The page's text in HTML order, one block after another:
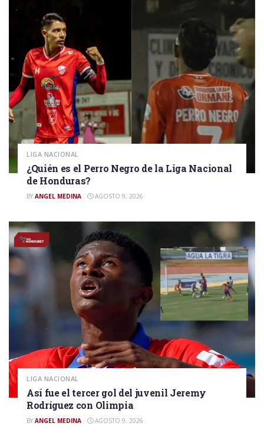
LIGA NACIONAL
¿Quién es el Perro Negro de la Liga Nacional
de Honduras?
BY ANGEL MEDINA AGOSTO 9, 2026
LIGA NACIONAL
Así fue el tercer gol del juvenil Jeremy
Rodríguez con Olimpia
BY ANGEL MEDINA AGOSTO 9, 2026